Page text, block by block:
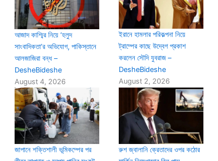
আজাদ কাশ্মির নিয়ে ‘হলুদ
সাংবাদিকতা’র অভিযোগ, পাকিস্তানে
আলজাজিরা বন্ধ –
DesheBideshe
August 4, 2026
ইরানে হামলার পরিকল্পনা নিয়ে
ট্রাম্পের কাছে উদ্বেগ প্রকাশ
করলেন সৌদি যুবরাজ –
DesheBideshe
August 2, 2026
জাপানে শক্তিশালী ভূমিকম্পের পর
রুশ জ্বালানি ক্রেতাদের ওপর কঠোর